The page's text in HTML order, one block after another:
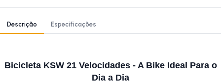
Descrição Especificações
Bicicleta KSW 21 Velocidades - A Bike Ideal Para o
Dia a Dia